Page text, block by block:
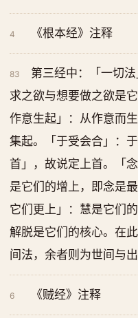
4 《根本经》注释
83
第三经中：「一切
求之欲与想要做之欲是
作意生起」：从作意而
集起。「于受会合」：
首」，故说定上首。「
是它们的增上，即念是
它们更上」：慧是它们
解脱是它们的核心。在
间法，余者则为世间与出
6 《贼经》注释